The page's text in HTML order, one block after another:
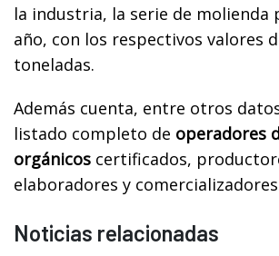
la industria, la serie de molienda
año, con los respectivos valores
toneladas.
Además cuenta, entre otros
listado completo de operadores
orgánicos certificados,
elaboradores y
Noticias relacionadas